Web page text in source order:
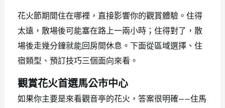
花火節期間住在哪裡，直接影響你的觀賞體驗。住得
太遠，散場後可能塞在路上一兩小時；住得對了，散
場後走幾分鐘就能回房間休息。下面從區域選擇、住
宿類型、預訂技巧三個面向來看。
觀賞花火首選馬公市中心
如果你主要是來看觀音亭的花火，答案很明確——住馬